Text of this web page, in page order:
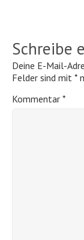
Schreibe
Deine E-Mail-
Felder sind mit *
Kommentar *